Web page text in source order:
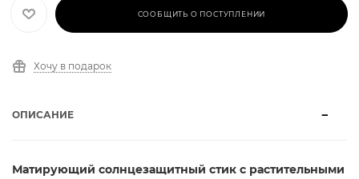
СООБЩИТЬ О ПОСТУПЛЕНИИ
Хочу в подарок
ОПИСАНИЕ
Матирующий солнцезащитный стик с растительными